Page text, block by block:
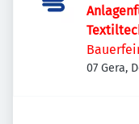
07 Gera,